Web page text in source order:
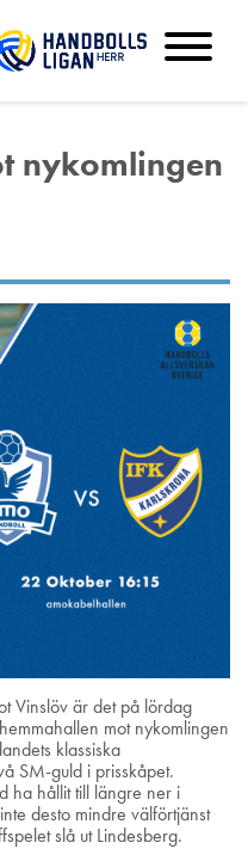
nykomlingen
Vinslöv är det på lördag
mot nykomlingen
klassiska
SM-guld i prisskåpet.
ha hållit till längre ner i
desto mindre välförtjänst
slå ut Lindesberg.